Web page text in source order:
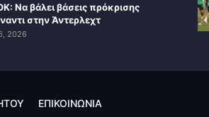
Να βάλει βάσεις πρόκρισης
στην Άντερλεχτ
2026
ΕΠΙΚΟΙΝΩΝΙΑ